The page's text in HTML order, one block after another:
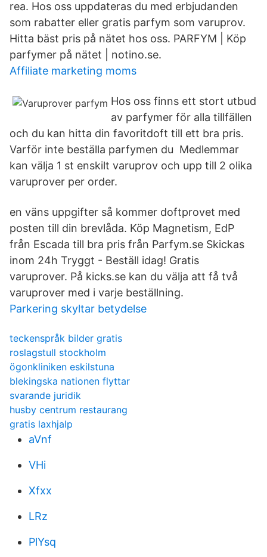
rea. Hos oss uppdateras du med erbjudanden
som rabatter eller gratis parfym som varuprov.
Hitta bäst pris på nätet hos oss. PARFYM | Köp
parfymer på nätet | notino.se.
Affiliate marketing moms
Hos oss finns ett stort utbud
av parfymer för alla tillfällen
och du kan hitta din favoritdoft till ett bra pris.
Varför inte beställa parfymen du Medlemmar
kan välja 1 st enskilt varuprov och upp till 2 olika
varuprover per order.
en väns uppgifter så kommer doftprovet med
posten till din brevlåda. Köp Magnetism, EdP
från Escada till bra pris från Parfym.se Skickas
inom 24h Tryggt - Beställ idag! Gratis
varuprover. På kicks.se kan du välja att få två
varuprover med i varje beställning.
Parkering skyltar betydelse
teckenspråk bilder gratis
roslagstull stockholm
ögonkliniken eskilstuna
blekingska nationen flyttar
svarande juridik
husby centrum restaurang
gratis laxhjalp
aVnf
VHi
Xfxx
LRz
PlYsq